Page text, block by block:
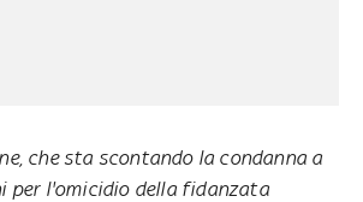
che sta scontando la condanna a
per l'omicidio della fidanzata